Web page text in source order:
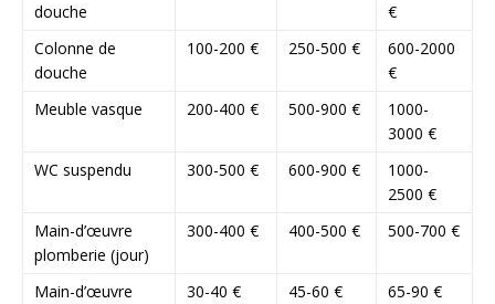
douche
€
Colonne de
douche
100-200 € 250-500 €
600-2000
€
Meuble vasque
200-400 € 500-900 €
1000-
3000 €
WC suspendu
300-500 € 600-900 €
1000-
2500 €
Main-d’œuvre
plomberie (jour)
300-400 € 400-500 € 500-700 €
Main-d’œuvre
30-40 € 45-60 € 65-90 €